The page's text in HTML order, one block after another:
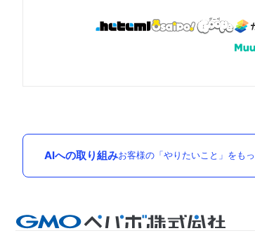
AIへの取り組みお客様の「やりたいこと」をも